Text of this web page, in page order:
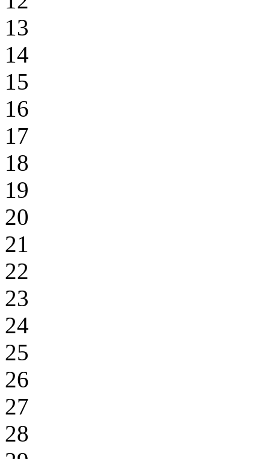
13
14
15
16
17
18
19
20
21
22
23
24
25
26
27
28